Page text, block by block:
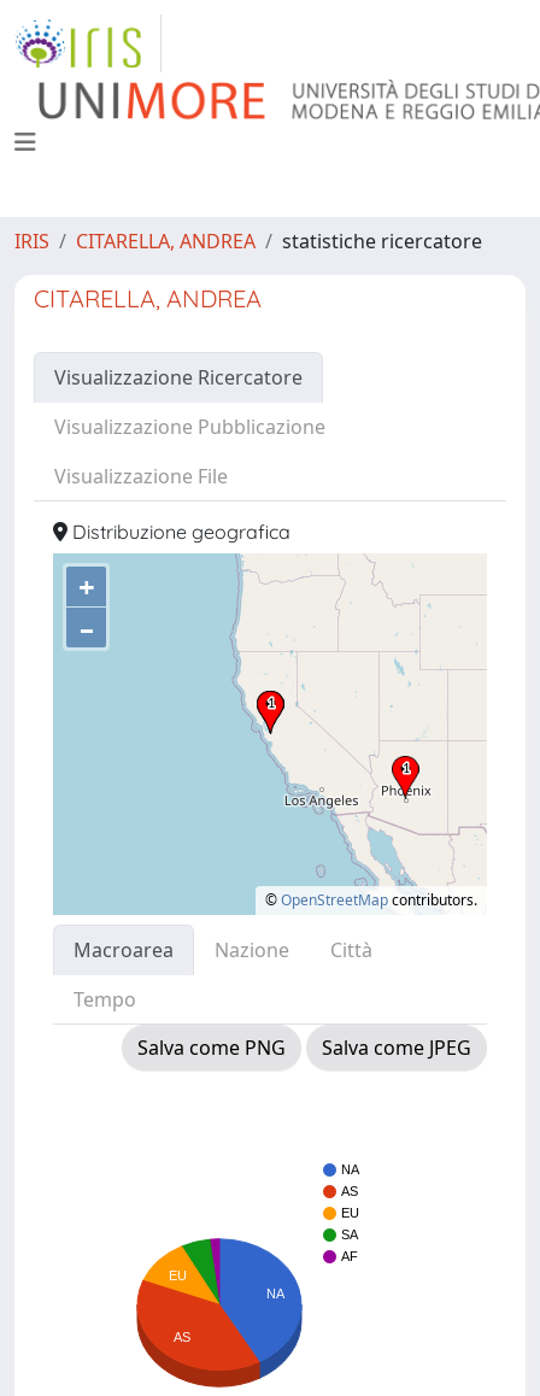
IRIS CITARELLA, ANDREA statistiche ricercatore
CITARELLA, ANDREA
Visualizzazione Ricercatore
Visualizzazione Pubblicazione
Visualizzazione File
Distribuzione geografica
+
–
©OpenStreetMapcontributors.
Macroarea Nazione
Città
Tempo
Salva come PNG
Salva come JPEG
NA
AS
EU
SA
AF
NA
EU
AS